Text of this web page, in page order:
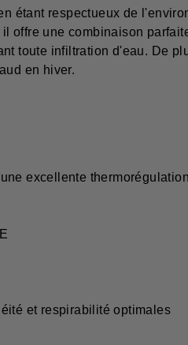
étant respectueux de
offre une combinaison
toute infiltration d'eau. De
en hiver.
excellente thermorégulation
et respirabilité optimales